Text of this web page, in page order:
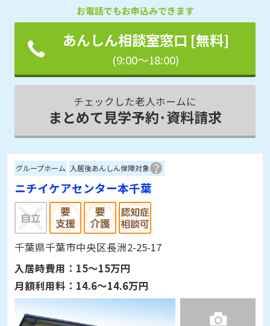
お電話でもお申込みできます
あんしん相談室窓口 [無料]
(9:00～18:00)
チェックした老人ホームに
まとめて見学予約･資料請求
グループホーム 入居後あんしん保障対象
ニチイケアセンター本千葉
千葉県千葉市中央区長洲2-25-17
入居時費用： 15～15万円
月額利用料： 14.6～14.6万円